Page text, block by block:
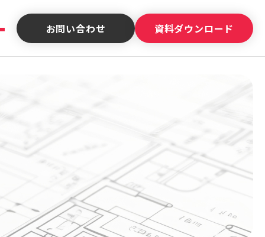
お問い合わせ 資料ダウンロード